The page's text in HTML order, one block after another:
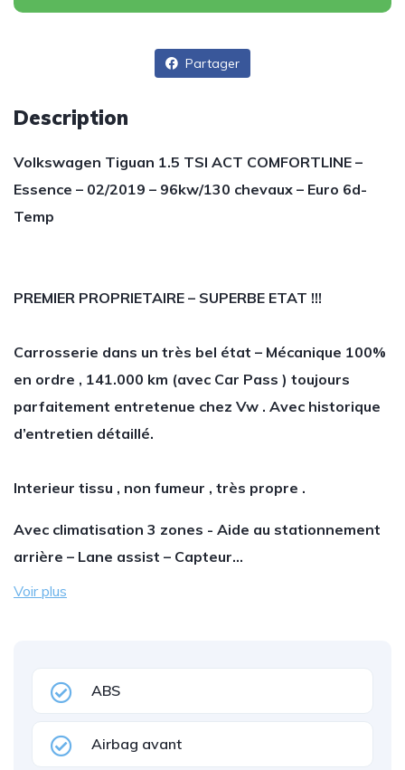
Partager
Description
Volkswagen Tiguan 1.5 TSI ACT COMFORTLINE –
Essence – 02/2019 – 96kw/130 chevaux – Euro 6d-
Temp
PREMIER PROPRIETAIRE – SUPERBE ETAT !!!
Carrosserie dans un très bel état – Mécanique 100%
en ordre , 141.000 km (avec Car Pass ) toujours
parfaitement entretenue chez Vw . Avec historique
d’entretien détaillé.
Interieur tissu , non fumeur , très propre .
Avec climatisation 3 zones - Aide au stationnement
arrière – Lane assist – Capteur…
Voir plus
ABS
Airbag avant